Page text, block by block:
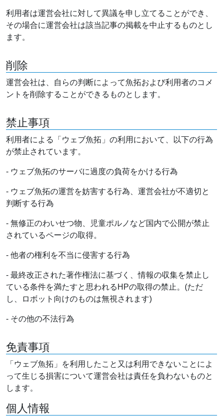
利用者は運営会社に対して異議を申し立てることができ、
その場合に運営会社は該当記事の掲載を中止するものとし
ます。
削除
運営会社は、自らの判断によって魚拓および利用者のコメ
ントを削除することができるものとします。
禁止事項
利用者による「ウェブ魚拓」の利用において、以下の行為
が禁止されています。
- ウェブ魚拓のサーバに過度の負荷をかける行為
- ウェブ魚拓の運営を妨害する行為、運営会社が不適切と
判断する行為
- 無修正のわいせつ物、児童ポルノなど国内で公開が禁止
されているページの取得。
- 他者の権利を不当に侵害する行為
- 最終改正された著作権法に基づく、情報の収集を禁止し
ている条件を満たすと思われるHPの取得の禁止。(ただ
し、ロボット向けのものは無視されます)
- その他の不法行為
免責事項
「ウェブ魚拓」を利用したこと又は利用できないことによ
って生じる損害について運営会社は責任を負わないものと
します。
個人情報